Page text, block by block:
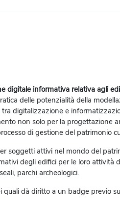
digitale informativa relativa agli
delle potenzialità della
digitalizzazione e
non solo per la progettazione
di gestione del patrimonio
soggetti attivi nel mondo del
degli edifici per le loro attività
parchi archeologici.
quali dà diritto a un badge previo